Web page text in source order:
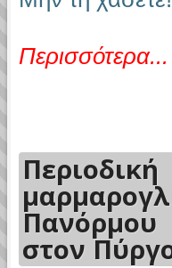
Περισσότερα...
στον